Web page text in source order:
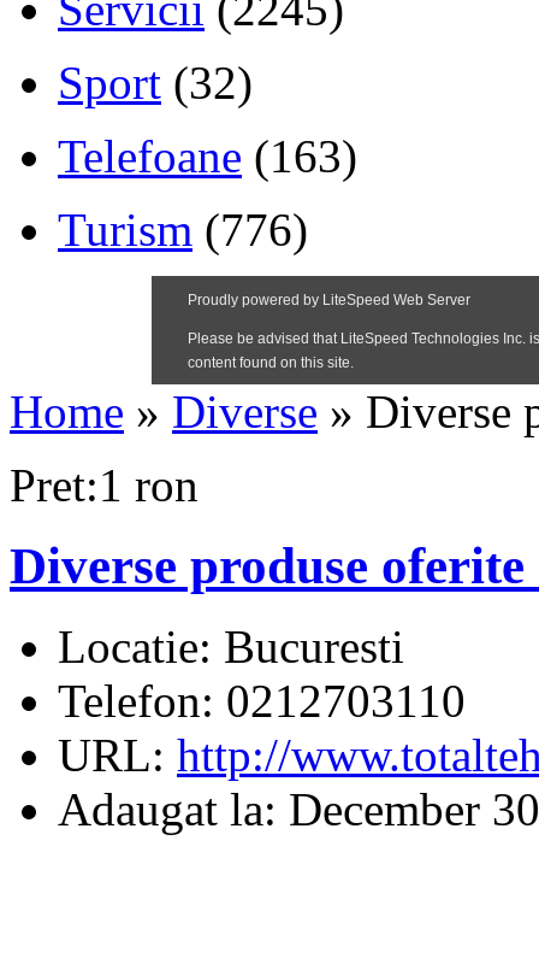
Sport (32)
Telefoane (163)
Turism (776)
Home » Diverse » Diverse
Pret:1 ron
Diverse produse
Locatie: Bucuresti
Telefon: 0212703110
URL: http://
Adaugat la: December